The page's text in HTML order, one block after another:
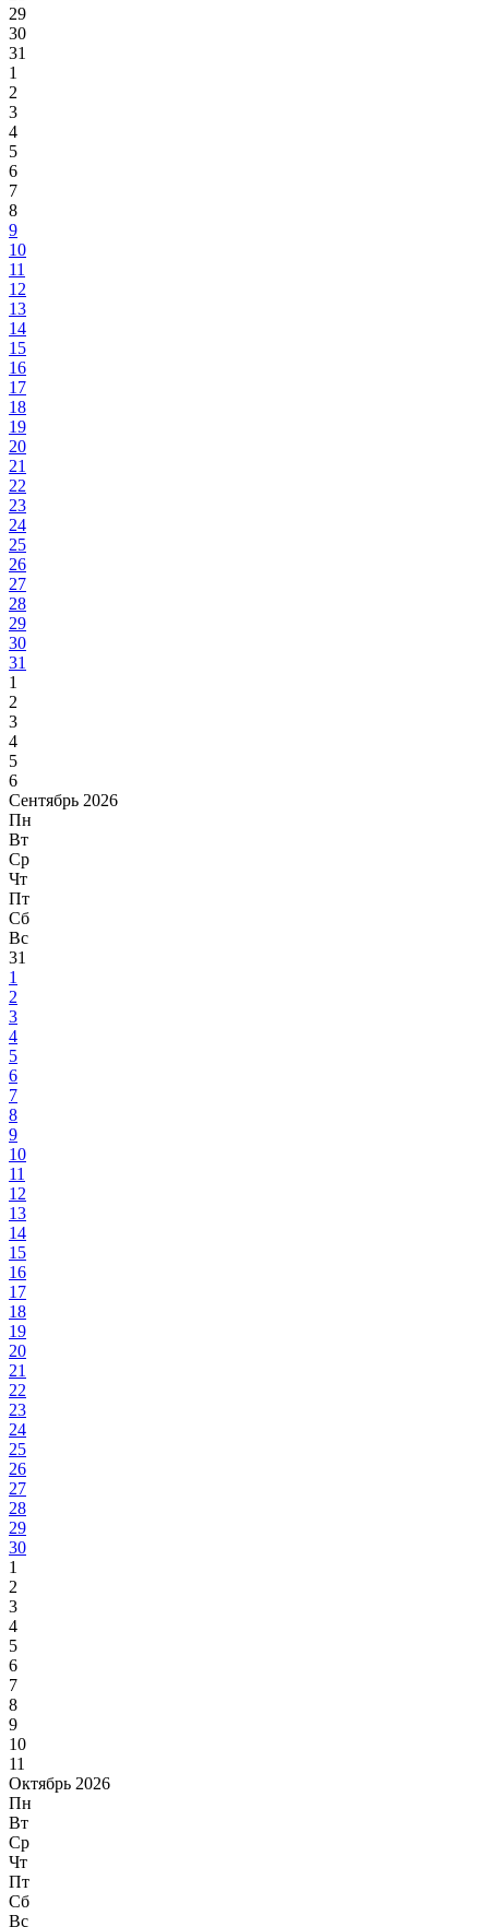
29
30
31
1
2
3
4
5
6
7
8
9
10
11
12
13
14
15
16
17
18
19
20
21
22
23
24
25
26
27
28
29
30
31
1
2
3
4
5
6
Сентябрь 2026
Пн
Вт
Ср
Чт
Пт
Сб
Вс
31
1
2
3
4
5
6
7
8
9
10
11
12
13
14
15
16
17
18
19
20
21
22
23
24
25
26
27
28
29
30
1
2
3
4
5
6
7
8
9
10
11
Октябрь 2026
Пн
Вт
Ср
Чт
Пт
Сб
Вс